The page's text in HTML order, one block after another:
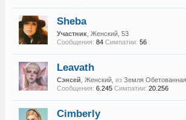
Sheba
Участник, Женский, 53
Сообщения: 84 Симпатии: 56
Leavath
Сэнсей , Женский, из Земля Обетованная
Сообщения: 6.245 Симпатии: 20.256
Cimberly